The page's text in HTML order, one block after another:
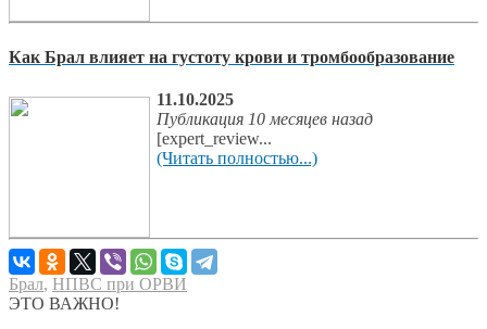
Как Брал влияет на густоту крови и тромбообразование
11.10.2025
Публикация 10 месяцев назад
[expert_review...
(Читать полностью...)
Брал, НПВС при ОРВИ
ЭТО ВАЖНО!